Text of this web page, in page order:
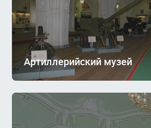
Артиллерийский музей